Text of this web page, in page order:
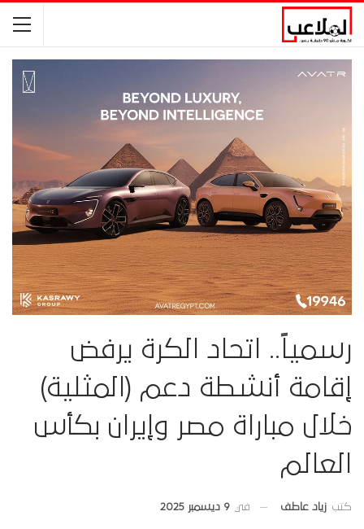
رسمياً.. اتحاد الكرة يرفض
إقامة أنشطة دعم (المثلية)
خلال مباراة مصر وإيران بكأس
العالم
كتب زياد عاطف في 9 ديسمبر 2025